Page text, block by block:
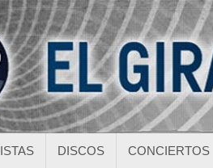
DISCOS CONCIERTOS